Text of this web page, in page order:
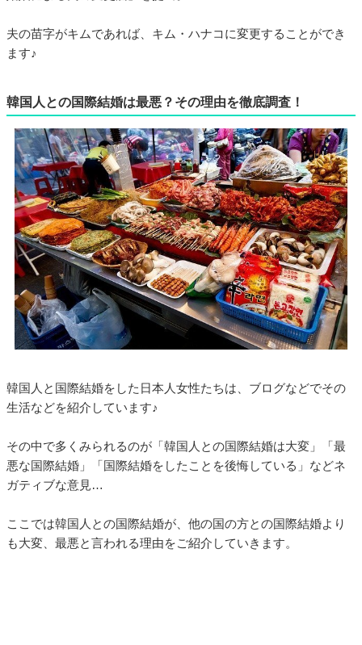
夫の苗字がキムであれば、キム・ハナコに変更することができ
ます♪
韓国人との国際結婚は最悪？その理由を徹底調査！
韓国人と国際結婚をした日本人女性たちは、ブログなどでその
生活などを紹介しています♪
その中で多くみられるのが「韓国人との国際結婚は大変」「最
悪な国際結婚」「国際結婚をしたことを後悔している」などネ
ガティブな意見…
ここでは韓国人との国際結婚が、他の国の方との国際結婚より
も大変、最悪と言われる理由をご紹介していきます。